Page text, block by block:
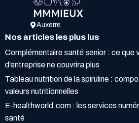
Auxerre
Nos articles les plus lus
Complémentaire santé senior : ce que
d’entreprise ne couvrira plus
Tableau nutrition de la spiruline :
valeurs nutritionnelles
E-healthworld.com : les services
santé